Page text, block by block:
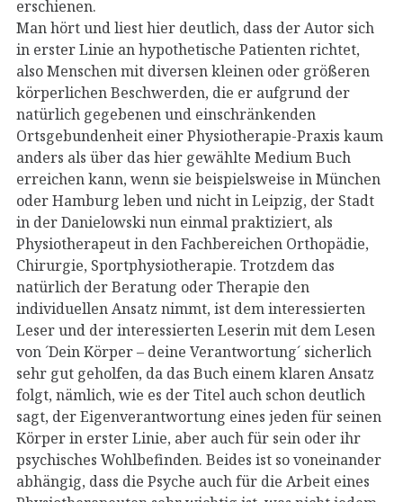
erschienen.
Man hört und liest hier deutlich, dass der Autor sich
in erster Linie an hypothetische Patienten richtet,
also Menschen mit diversen kleinen oder größeren
körperlichen Beschwerden, die er aufgrund der
natürlich gegebenen und einschränkenden
Ortsgebundenheit einer Physiotherapie-Praxis kaum
anders als über das hier gewählte Medium Buch
erreichen kann, wenn sie beispielsweise in München
oder Hamburg leben und nicht in Leipzig, der Stadt
in der Danielowski nun einmal praktiziert, als
Physiotherapeut in den Fachbereichen Orthopädie,
Chirurgie, Sportphysiotherapie. Trotzdem das
natürlich der Beratung oder Therapie den
individuellen Ansatz nimmt, ist dem interessierten
Leser und der interessierten Leserin mit dem Lesen
von ´Dein Körper – deine Verantwortung´ sicherlich
sehr gut geholfen, da das Buch einem klaren Ansatz
folgt, nämlich, wie es der Titel auch schon deutlich
sagt, der Eigenverantwortung eines jeden für seinen
Körper in erster Linie, aber auch für sein oder ihr
psychisches Wohlbefinden. Beides ist so voneinander
abhängig, dass die Psyche auch für die Arbeit eines